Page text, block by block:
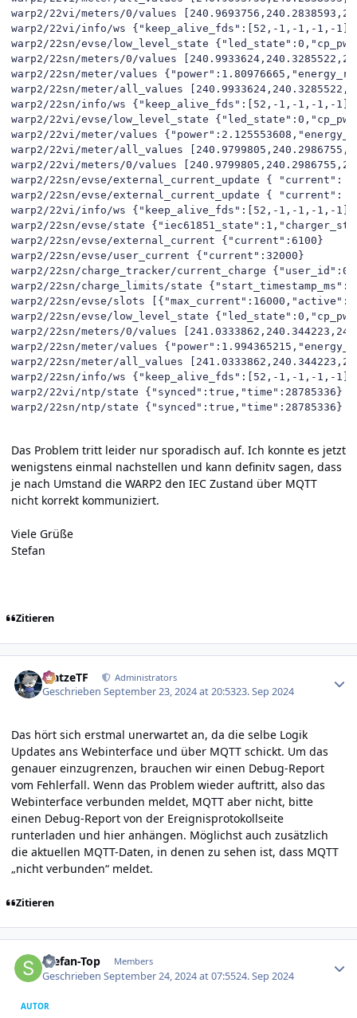
Das Problem tritt leider nur sporadisch auf. Ich konnte es jetzt
wenigstens einmal nachstellen und kann definitv sagen, dass
je nach Umstand die WARP2 den IEC Zustand über MQTT
nicht korrekt kommuniziert.
Viele Grüße
Stefan
Zitieren
MatzeTF Administrators
GeschriebenSeptember 23, 2024 at 20:5323. Sep 2024
Das hört sich erstmal unerwartet an, da die selbe Logik
Updates ans Webinterface und über MQTT schickt. Um das
genauer einzugrenzen, brauchen wir einen Debug-Report
vom Fehlerfall. Wenn das Problem wieder auftritt, also das
Webinterface verbunden meldet, MQTT aber nicht, bitte
einen Debug-Report von der Ereignisprotokollseite
runterladen und hier anhängen. Möglichst auch zusätzlich
die aktuellen MQTT-Daten, in denen zu sehen ist, dass MQTT
„nicht verbunden“ meldet.
Zitieren
Stefan-Top Members
GeschriebenSeptember 24, 2024 at 07:5524. Sep 2024
AUTOR